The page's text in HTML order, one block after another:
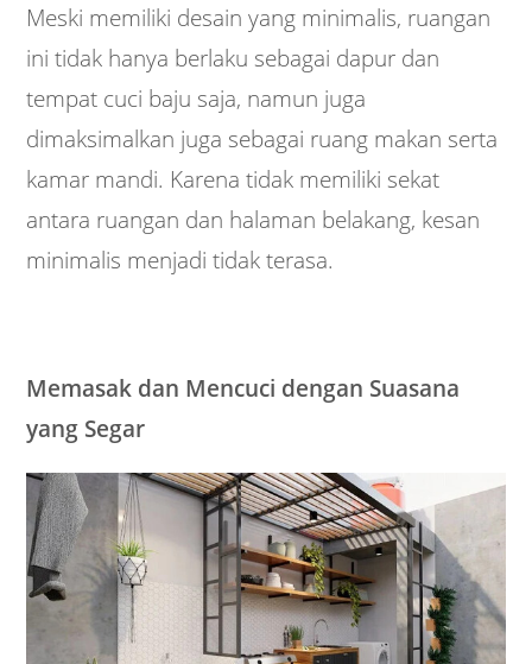
Meski memiliki desain yang minimalis, ruangan
ini tidak hanya berlaku sebagai dapur dan
tempat cuci baju saja, namun juga
dimaksimalkan juga sebagai ruang makan serta
kamar mandi. Karena tidak memiliki sekat
antara ruangan dan halaman belakang, kesan
minimalis menjadi tidak terasa.
Memasak dan Mencuci dengan Suasana
yang Segar